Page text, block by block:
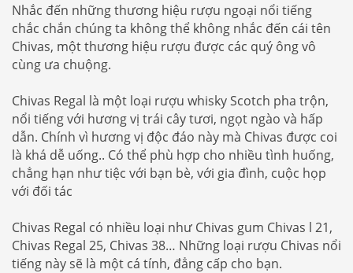
Nhắc đến những thương hiệu rượu ngoại nổi tiếng
chắc chắn chúng ta không thể không nhắc đến cái tên
Chivas, một thương hiệu rượu được các quý ông vô
cùng ưa chuộng.
Chivas Regal là một loại rượu whisky Scotch pha trộn,
nổi tiếng với hương vị trái cây tươi, ngọt ngào và hấp
dẫn. Chính vì hương vị độc đáo này mà Chivas được coi
là khá dễ uống.. Có thể phù hợp cho nhiều tình huống,
chẳng hạn như tiệc với bạn bè, với gia đình, cuộc họp
với đối tác
Chivas Regal có nhiều loại như Chivas gum Chivas l 21,
Chivas Regal 25, Chivas 38… Những loại rượu Chivas nổi
tiếng này sẽ là một cá tính, đẳng cấp cho bạn.